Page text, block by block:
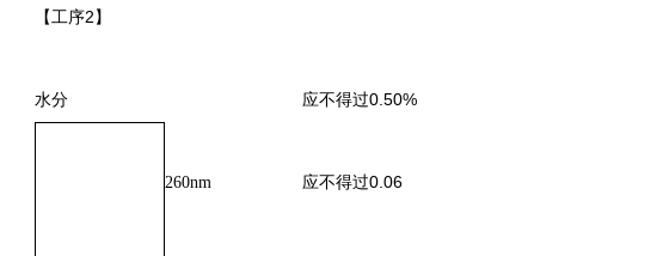
【工序2】
水分 应不得过0.50%
260nm 应不得过0.06